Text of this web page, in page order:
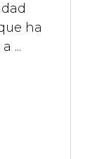
ha
...